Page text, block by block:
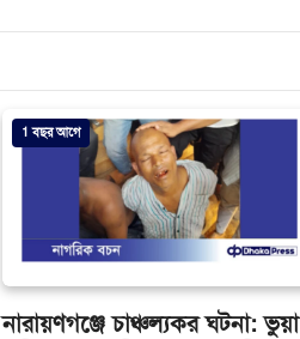
1 বছর আগে
নারায়ণগঞ্জে চাঞ্চল্যকর ঘটনা: ভুয়া